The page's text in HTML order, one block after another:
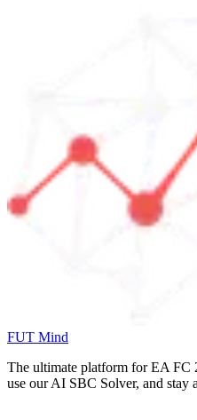
FUT Mind
The ultimate platform for EA FC
use our AI SBC Solver, and stay